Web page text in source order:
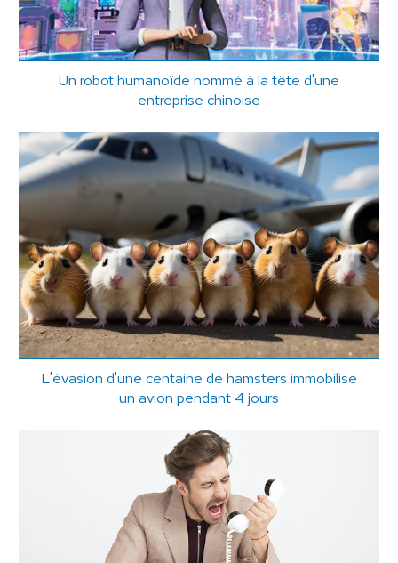
Un robot humanoïde nommé à la tête d'une
entreprise chinoise
L'évasion d'une centaine de hamsters immobilise
un avion pendant 4 jours